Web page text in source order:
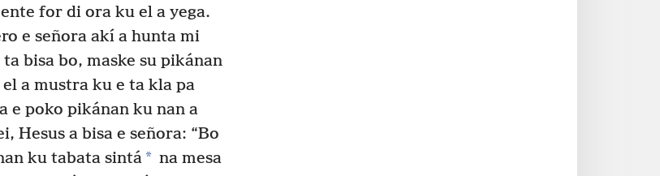
for di ora ku el a yega.
e señora akí a hunta mi
ta bisa bo, maske su pikánan
a mustra ku e ta kla pa
e poko pikánan ku nan a
Hesus a bisa e señora: “Bo
ku tabata sintá* na mesa